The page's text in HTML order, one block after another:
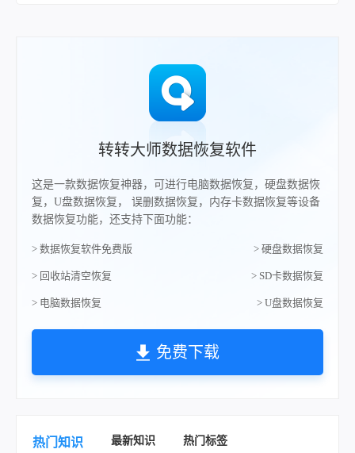
转转大师数据恢复软件
这是一款数据恢复神器，可进行电脑数据恢复，硬盘数据恢
复，U盘数据恢复， 误删数据恢复，内存卡数据恢复等设备
数据恢复功能，还支持下面功能：
> 数据恢复软件免费版 > 硬盘数据恢复
> 回收站清空恢复 > SD卡数据恢复
> 电脑数据恢复 > U盘数据恢复
免费下载
热门知识 最新知识 热门标签